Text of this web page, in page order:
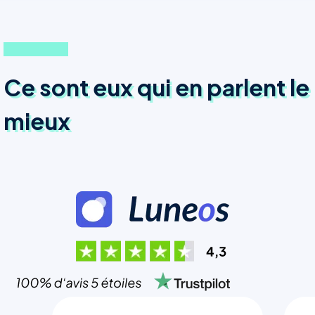
Ce sont eux qui en parlent le
mieux